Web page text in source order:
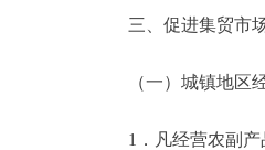
三、促进集贸市
（一）城镇地区
1．凡经营农副产